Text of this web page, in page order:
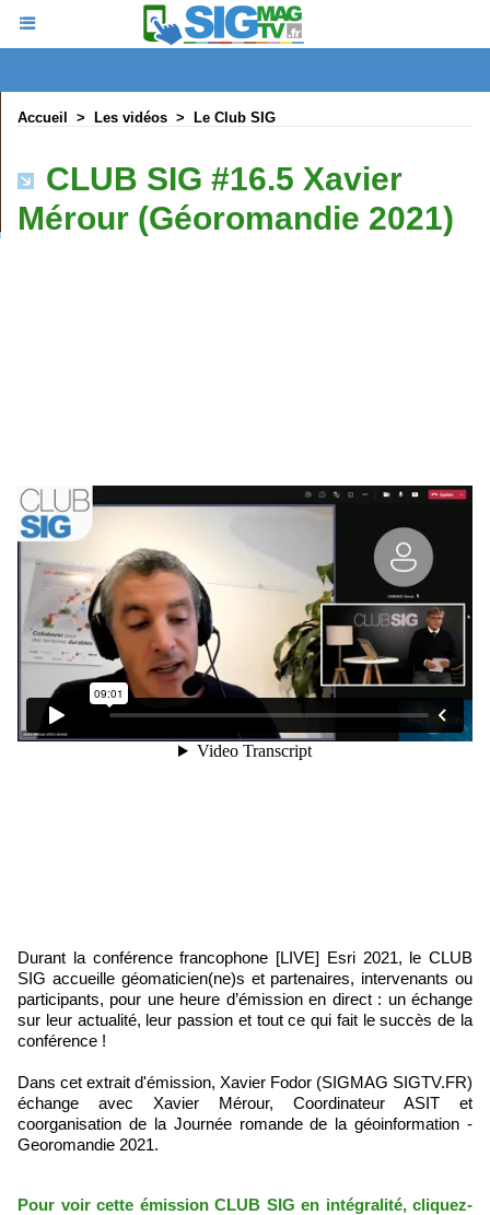
Accueil > Les vidéos > Le Club SIG
CLUB SIG #16.5 Xavier
Mérour (Géoromandie 2021)
Durant la conférence francophone [LIVE] Esri 2021, le CLUB
SIG accueille géomaticien(ne)s et partenaires, intervenants ou
participants, pour une heure d’émission en direct : un échange
sur leur actualité, leur passion et tout ce qui fait le succès de la
conférence !
Dans cet extrait d'émission, Xavier Fodor (SIGMAG SIGTV.FR)
échange avec Xavier Mérour, Coordinateur ASIT et
coorganisation de la Journée romande de la géoinformation -
Georomandie 2021.
Pour voir cette émission CLUB SIG en intégralité, cliquez-